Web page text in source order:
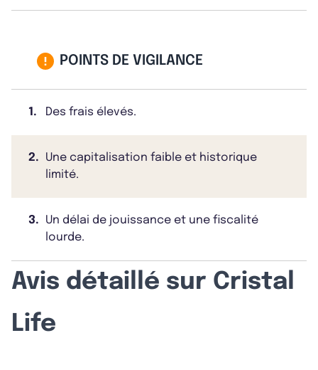
POINTS DE VIGILANCE
1. Des frais élevés.
2.
Une capitalisation faible et historique
limité.
3.
Un délai de jouissance et une fiscalité
lourde.
Avis détaillé sur Cristal
Life